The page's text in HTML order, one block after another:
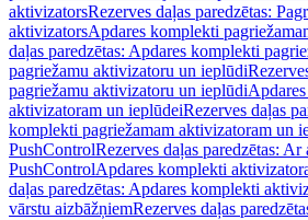
aktivizatorsRezerves daļas paredzētas:
aktivizatorsApdares komplekti
daļas paredzētas: Apdares komplekti
pagriežamu aktivizatoru un ieplūdi
pagriežamu aktivizatoru un ieplūdi
aktivizatoram un ieplūdeiRezerves daļas
komplekti pagriežamam aktivizatoram un
PushControlRezerves daļas paredzētas:
PushControlApdares komplekti
daļas paredzētas: Apdares komplekti
vārstu aizbāžņiemRezerves daļas